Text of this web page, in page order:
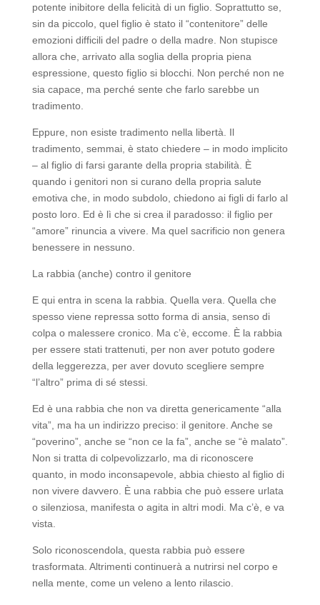
potente inibitore della felicità di un figlio. Soprattutto se,
sin da piccolo, quel figlio è stato il “contenitore” delle
emozioni difficili del padre o della madre. Non stupisce
allora che, arrivato alla soglia della propria piena
espressione, questo figlio si blocchi. Non perché non ne
sia capace, ma perché sente che farlo sarebbe un
tradimento.
Eppure, non esiste tradimento nella libertà. Il
tradimento, semmai, è stato chiedere – in modo implicito
– al figlio di farsi garante della propria stabilità. È
quando i genitori non si curano della propria salute
emotiva che, in modo subdolo, chiedono ai figli di farlo al
posto loro. Ed è lì che si crea il paradosso: il figlio per
“amore” rinuncia a vivere. Ma quel sacrificio non genera
benessere in nessuno.
La rabbia (anche) contro il genitore
E qui entra in scena la rabbia. Quella vera. Quella che
spesso viene repressa sotto forma di ansia, senso di
colpa o malessere cronico. Ma c’è, eccome. È la rabbia
per essere stati trattenuti, per non aver potuto godere
della leggerezza, per aver dovuto scegliere sempre
“l’altro” prima di sé stessi.
Ed è una rabbia che non va diretta genericamente “alla
vita”, ma ha un indirizzo preciso: il genitore. Anche se
“poverino”, anche se “non ce la fa”, anche se “è malato”.
Non si tratta di colpevolizzarlo, ma di riconoscere
quanto, in modo inconsapevole, abbia chiesto al figlio di
non vivere davvero. È una rabbia che può essere urlata
o silenziosa, manifesta o agita in altri modi. Ma c’è, e va
vista.
Solo riconoscendola, questa rabbia può essere
trasformata. Altrimenti continuerà a nutrirsi nel corpo e
nella mente, come un veleno a lento rilascio.